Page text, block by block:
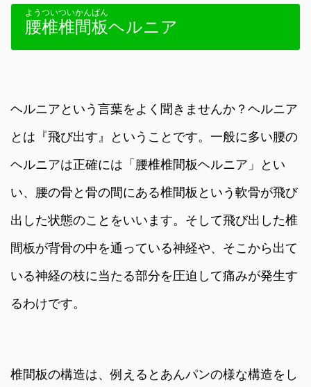
腰椎椎間板
ようついついかんばん
ヘルニア
ヘルニアという言葉をよく聞きませんか？ヘルニア
とは『飛び出す』ということです。一般に多い腰の
ヘルニアは正確には「腰椎椎間板ヘルニア」とい
い、腰の骨と骨の間にある椎間板という軟骨が飛び
出した状態のことをいいます。そして飛び出した椎
間板が背骨の中を通っている神経や、そこから出て
いる神経の枝に当たる部分を圧迫して痛みが発生す
るわけです。
椎間板の構造は、例えるとあんパンの様な構造をし